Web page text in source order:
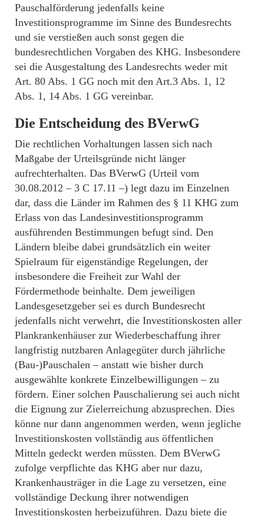
Pauschalförderung jedenfalls keine
Investitionsprogramme im Sinne des Bundesrechts
und sie verstießen auch sonst gegen die
bundesrechtlichen Vorgaben des KHG. Insbesondere
sei die Ausgestaltung des Landesrechts weder mit
Art. 80 Abs. 1 GG noch mit den Art.3 Abs. 1, 12
Abs. 1, 14 Abs. 1 GG vereinbar.
Die Entscheidung des BVerwG
Die rechtlichen Vorhaltungen lassen sich nach
Maßgabe der Urteilsgründe nicht länger
aufrechterhalten. Das BVerwG (Urteil vom
30.08.2012 – 3 C 17.11 –) legt dazu im Einzelnen
dar, dass die Länder im Rahmen des § 11 KHG zum
Erlass von das Landesinvestitionsprogramm
ausführenden Bestimmungen befugt sind. Den
Ländern bleibe dabei grundsätzlich ein weiter
Spielraum für eigenständige Regelungen, der
insbesondere die Freiheit zur Wahl der
Fördermethode beinhalte. Dem jeweiligen
Landesgesetzgeber sei es durch Bundesrecht
jedenfalls nicht verwehrt, die Investitionskosten aller
Plankrankenhäuser zur Wiederbeschaffung ihrer
langfristig nutzbaren Anlagegüter durch jährliche
(Bau-)Pauschalen – anstatt wie bisher durch
ausgewählte konkrete Einzelbewilligungen – zu
fördern. Einer solchen Pauschalierung sei auch nicht
die Eignung zur Zielerreichung abzusprechen. Dies
könne nur dann angenommen werden, wenn jegliche
Investitionskosten vollständig aus öffentlichen
Mitteln gedeckt werden müssten. Dem BVerwG
zufolge verpflichte das KHG aber nur dazu,
Krankenhausträger in die Lage zu versetzen, eine
vollständige Deckung ihrer notwendigen
Investitionskosten herbeizuführen. Dazu biete die